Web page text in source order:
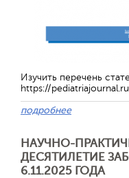
Изучить перечень
https://
подробнее
НАУЧНО-
ДЕСЯТИЛЕТИЕ
6.11.2025 ГОДА